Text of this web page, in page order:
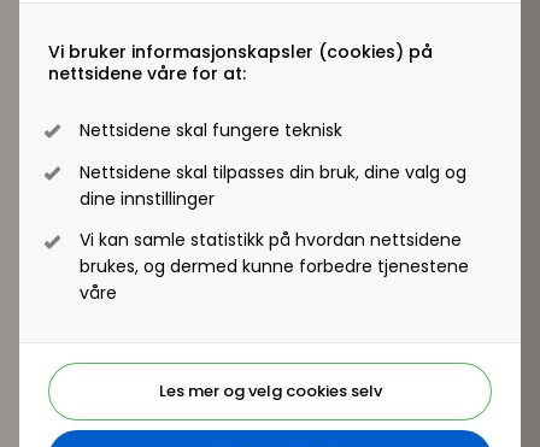
Vi bruker informasjonskapsler (cookies) på
nettsidene våre for at:
Nettsidene skal fungere teknisk
Nettsidene skal tilpasses din bruk, dine valg og
dine innstillinger
Vi kan samle statistikk på hvordan nettsidene
brukes, og dermed kunne forbedre tjenestene
våre
Les mer og velg cookies selv
Kartlegging av kritisk viktige kompetanseområder
Analyse av kompetansegap
opplæring i tenkning og praksis rundt 70/20/10)
Kompetanseplan for enhet og for den enkelte.